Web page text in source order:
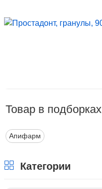
Товар в подборках
Апифарм
Категории